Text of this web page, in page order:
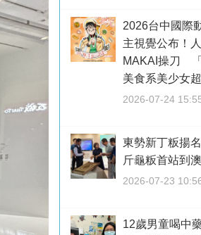
2026台中國際
主視覺公布！
MAKAI操刀 「
美食系美少女
2026-07-24
東勢新丁粄揚
斤龜粄首站到
2026-07-23
12歲男童喝中